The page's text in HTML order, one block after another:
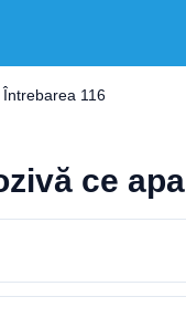
Întrebarea 116
ce